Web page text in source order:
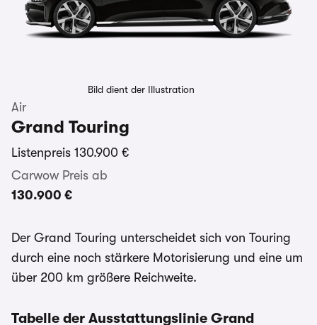
Bild dient der Illustration
Air
Grand Touring
Listenpreis 130.900 €
Carwow Preis ab
130.900 €
Der Grand Touring unterscheidet sich von Touring
durch eine noch stärkere Motorisierung und eine um
über 200 km größere Reichweite.
Tabelle der Ausstattungslinie Grand